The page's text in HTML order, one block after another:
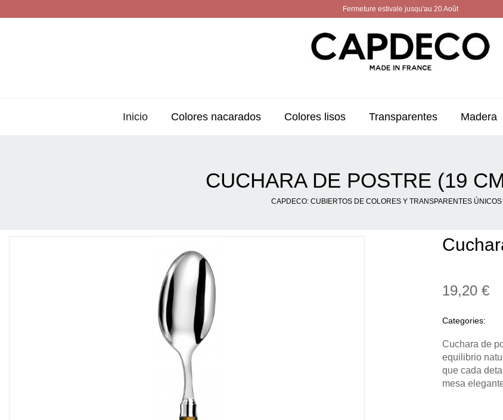
Fermeture estivale jusqu'au 20 Août
Inicio Colores nacarados Colores lisos Transparentes Madera
CUCHARA DE POSTRE (19
CAPDECO: CUBIERTOS DE COLORES Y TRANSPARENTES
19,20 €
Categories:
Cuchara de
equilibrio
que cada
mesa